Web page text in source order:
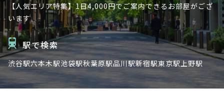
【人気エリア特集】1日4,000円でご案内できるお部屋がござ
います
駅で検索
渋谷駅六本木駅池袋駅秋葉原駅品川駅新宿駅東京駅上野駅